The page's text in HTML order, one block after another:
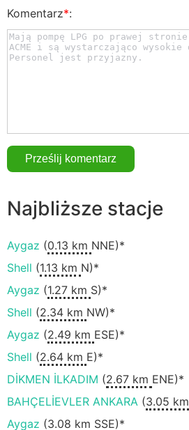
Komentarz*:
Najbliższe stacje
Aygaz (0.13 km NNE)*
Shell (1.13 km N)*
Aygaz (1.27 km S)*
Shell (2.34 km NW)*
Aygaz (2.49 km ESE)*
Shell (2.64 km E)*
DİKMEN İLKADIM (2.67 km ENE)*
BAHÇELİEVLER ANKARA (3.05 km
Aygaz (3.08 km SSE)*